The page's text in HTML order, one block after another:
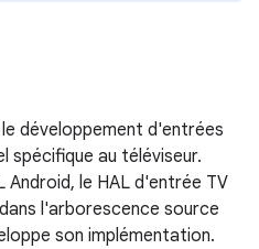
développement d'entrées
spécifique au téléviseur.
Android, le HAL d'entrée TV
l'arborescence source
son implémentation.